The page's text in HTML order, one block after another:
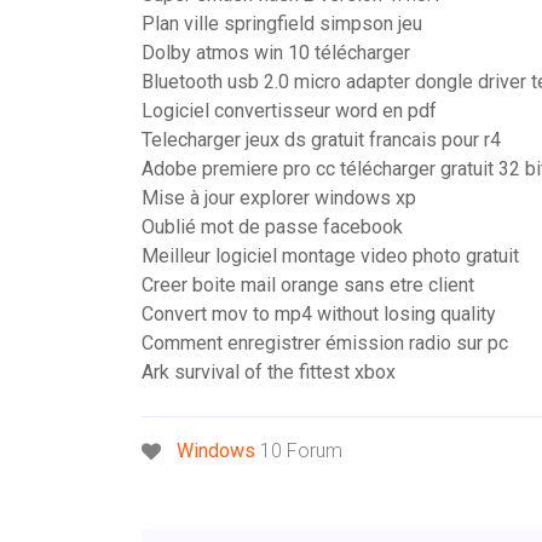
Plan ville springfield simpson jeu
Dolby atmos win 10 télécharger
Bluetooth usb 2.0 micro adapter dongle driver
Logiciel convertisseur word en pdf
Telecharger jeux ds gratuit francais pour r4
Adobe premiere pro cc télécharger gratuit 32
Mise à jour explorer windows xp
Oublié mot de passe facebook
Meilleur logiciel montage video photo gratuit
Creer boite mail orange sans etre client
Convert mov to mp4 without losing quality
Comment enregistrer émission radio sur pc
Ark survival of the fittest xbox
Windows 10 Forum